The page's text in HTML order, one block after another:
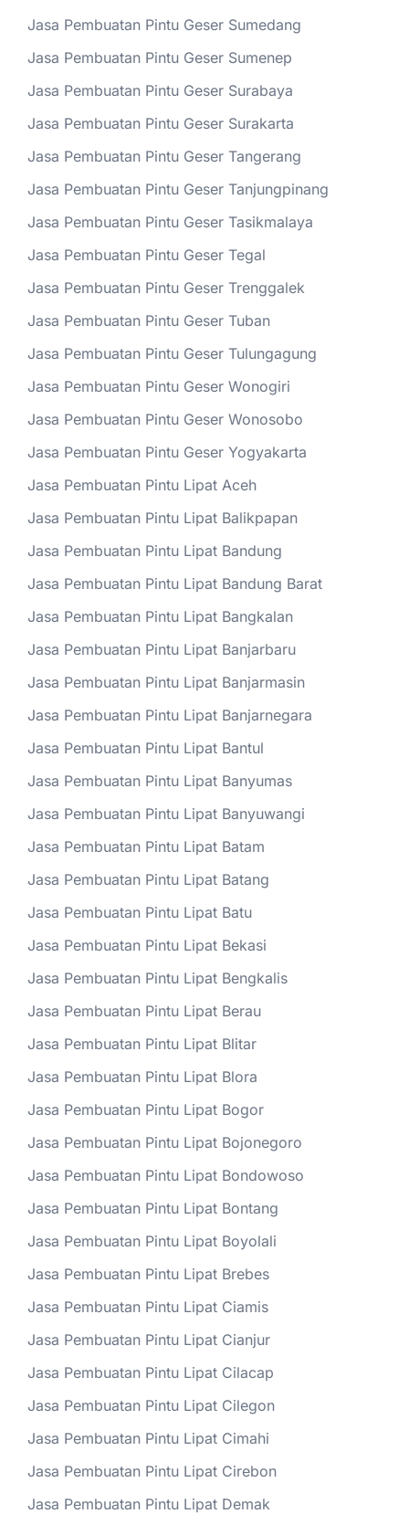
Jasa Pembuatan Pintu Geser Sumedang
Jasa Pembuatan Pintu Geser Sumenep
Jasa Pembuatan Pintu Geser Surabaya
Jasa Pembuatan Pintu Geser Surakarta
Jasa Pembuatan Pintu Geser Tangerang
Jasa Pembuatan Pintu Geser Tanjungpinang
Jasa Pembuatan Pintu Geser Tasikmalaya
Jasa Pembuatan Pintu Geser Tegal
Jasa Pembuatan Pintu Geser Trenggalek
Jasa Pembuatan Pintu Geser Tuban
Jasa Pembuatan Pintu Geser Tulungagung
Jasa Pembuatan Pintu Geser Wonogiri
Jasa Pembuatan Pintu Geser Wonosobo
Jasa Pembuatan Pintu Geser Yogyakarta
Jasa Pembuatan Pintu Lipat Aceh
Jasa Pembuatan Pintu Lipat Balikpapan
Jasa Pembuatan Pintu Lipat Bandung
Jasa Pembuatan Pintu Lipat Bandung Barat
Jasa Pembuatan Pintu Lipat Bangkalan
Jasa Pembuatan Pintu Lipat Banjarbaru
Jasa Pembuatan Pintu Lipat Banjarmasin
Jasa Pembuatan Pintu Lipat Banjarnegara
Jasa Pembuatan Pintu Lipat Bantul
Jasa Pembuatan Pintu Lipat Banyumas
Jasa Pembuatan Pintu Lipat Banyuwangi
Jasa Pembuatan Pintu Lipat Batam
Jasa Pembuatan Pintu Lipat Batang
Jasa Pembuatan Pintu Lipat Batu
Jasa Pembuatan Pintu Lipat Bekasi
Jasa Pembuatan Pintu Lipat Bengkalis
Jasa Pembuatan Pintu Lipat Berau
Jasa Pembuatan Pintu Lipat Blitar
Jasa Pembuatan Pintu Lipat Blora
Jasa Pembuatan Pintu Lipat Bogor
Jasa Pembuatan Pintu Lipat Bojonegoro
Jasa Pembuatan Pintu Lipat Bondowoso
Jasa Pembuatan Pintu Lipat Bontang
Jasa Pembuatan Pintu Lipat Boyolali
Jasa Pembuatan Pintu Lipat Brebes
Jasa Pembuatan Pintu Lipat Ciamis
Jasa Pembuatan Pintu Lipat Cianjur
Jasa Pembuatan Pintu Lipat Cilacap
Jasa Pembuatan Pintu Lipat Cilegon
Jasa Pembuatan Pintu Lipat Cimahi
Jasa Pembuatan Pintu Lipat Cirebon
Jasa Pembuatan Pintu Lipat Demak